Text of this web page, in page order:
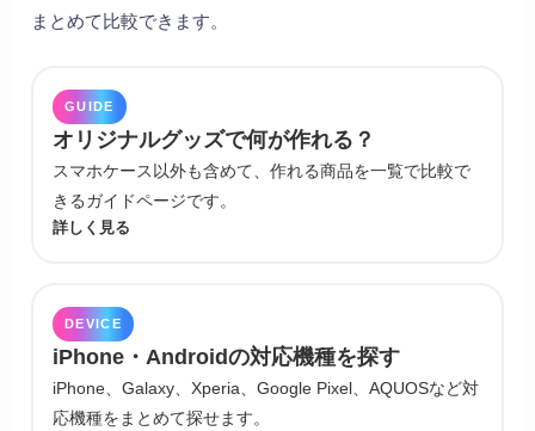
まとめて比較できます。
GUIDE
オリジナルグッズで何が作れる？
スマホケース以外も含めて、作れる商品を一覧で比較で
きるガイドページです。
詳しく見る
DEVICE
iPhone・Androidの対応機種を探す
iPhone、Galaxy、Xperia、Google Pixel、AQUOSなど対
応機種をまとめて探せます。